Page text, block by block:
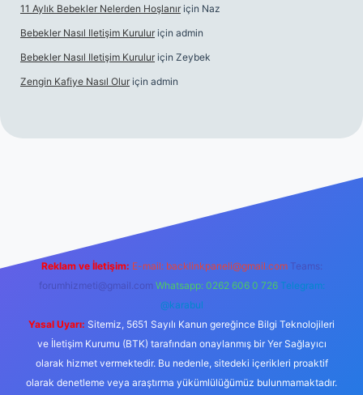
11 Aylık Bebekler Nelerden Hoşlanır için Naz
Bebekler Nasıl Iletişim Kurulur için admin
Bebekler Nasıl Iletişim Kurulur için Zeybek
Zengin Kafiye Nasıl Olur için admin
Reklam ve İletişim: E-mail: backlinkpaneli@gmail.com Teams:
forumhizmeti@gmail.com Whatsapp: 0262 606 0 726 Telegram:
@karabul
Yasal Uyarı: Sitemiz, 5651 Sayılı Kanun gereğince Bilgi Teknolojileri
ve İletişim Kurumu (BTK) tarafından onaylanmış bir Yer Sağlayıcı
olarak hizmet vermektedir. Bu nedenle, sitedeki içerikleri proaktif
olarak denetleme veya araştırma yükümlülüğümüz bulunmamaktadır.